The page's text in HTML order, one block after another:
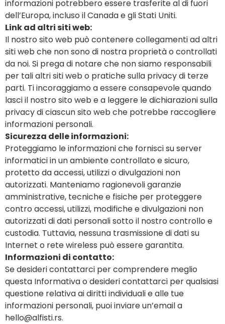
informazioni potrebbero essere trasferite al di fuori
dell’Europa, incluso il Canada e gli Stati Uniti.
Link ad altri siti web:
Il nostro sito web può contenere collegamenti ad altri
siti web che non sono di nostra proprietà o controllati
da noi. Si prega di notare che non siamo responsabili
per tali altri siti web o pratiche sulla privacy di terze
parti. Ti incoraggiamo a essere consapevole quando
lasci il nostro sito web e a leggere le dichiarazioni sulla
privacy di ciascun sito web che potrebbe raccogliere
informazioni personali.
Sicurezza delle informazioni:
Proteggiamo le informazioni che fornisci su server
informatici in un ambiente controllato e sicuro,
protetto da accessi, utilizzi o divulgazioni non
autorizzati. Manteniamo ragionevoli garanzie
amministrative, tecniche e fisiche per proteggere
contro accessi, utilizzi, modifiche e divulgazioni non
autorizzati di dati personali sotto il nostro controllo e
custodia. Tuttavia, nessuna trasmissione di dati su
Internet o rete wireless può essere garantita.
Informazioni di contatto:
Se desideri contattarci per comprendere meglio
questa Informativa o desideri contattarci per qualsiasi
questione relativa ai diritti individuali e alle tue
informazioni personali, puoi inviare un’email a
hello@alfisti.rs.